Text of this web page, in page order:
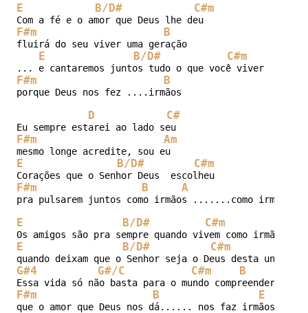
E B/D# C#m
Com a fé e o amor que Deus lhe deu
F#m B
fluirá do seu viver uma geração
E B/D# C#m
... e cantaremos juntos tudo o que você viver
F#m B
porque Deus nos fez ....irmãos
D C#
Eu sempre estarei ao lado seu
F#m Am
mesmo longe acredite, sou eu
E B/D# C#m
Corações que o Senhor Deus  escolheu
F#m B A
pra pulsarem juntos como irmãos .......como irmãos
E B/D# C#m
E B/D# C#m
G#4 G#/C C#m B
F#m B E
que o amor que Deus nos dá...... nos faz irmãos